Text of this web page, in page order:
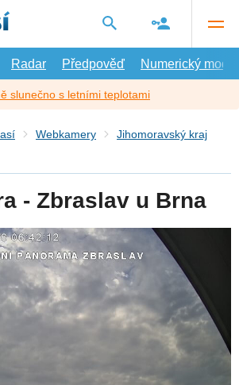
Radar Předpověď Numerický model
slunečno s letními teplotami
Webkamery
Jihomoravský kraj
- Zbraslav u Brna